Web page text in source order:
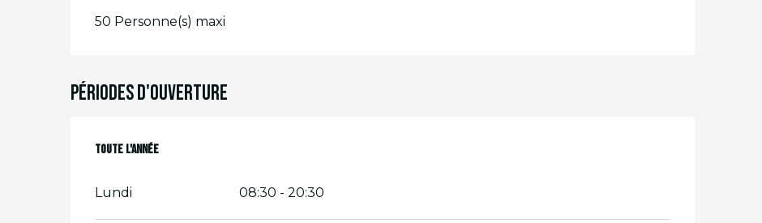
50 Personne(s) maxi
Périodes d'ouverture
Toute l'année
Toute l'année
Lundi 08:30 - 20:30